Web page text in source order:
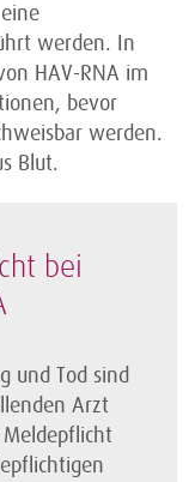
werden. In
HAV-RNA im
bevor
werden.
Blut.
bei
und Tod sind
Arzt